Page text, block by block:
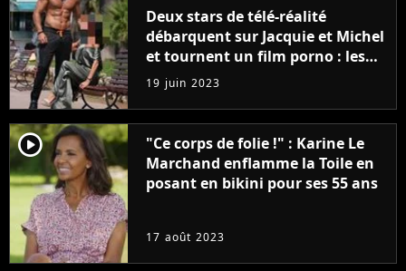
Deux stars de télé-réalité
débarquent sur Jacquie et Michel
et tournent un film porno : les
premières images du tournage
(exclu)
19 juin 2023
player2
"Ce corps de folie !" : Karine Le
Marchand enflamme la Toile en
posant en bikini pour ses 55 ans
17 août 2023